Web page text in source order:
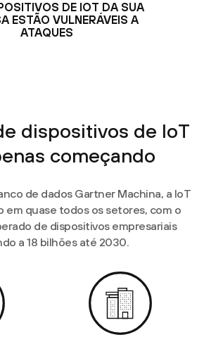
DE IOT DA SUA
ESTÃO VULNERÁVEIS A
ATAQUES
dispositivos de IoT
começando
de dados Gartner Machina, a IoT
em quase todos os setores, com o
de dispositivos empresariais
a 18 bilhões até 2030.